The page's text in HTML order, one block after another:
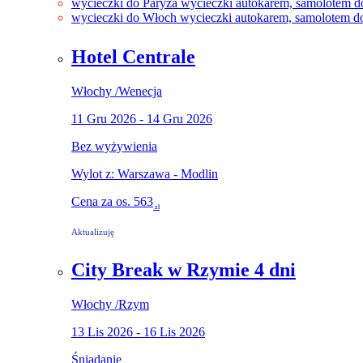
wycieczki do Włoch wycieczki autokarem, samolotem
Hotel Centrale
Włochy /Wenecja
11 Gru 2026 - 14 Gru 2026
Bez wyżywienia
Wylot z: Warszawa - Modlin
Cena za os. 563 zł
Aktualizuję
City Break w Rzymie 4 dni
Włochy /Rzym
13 Lis 2026 - 16 Lis 2026
Śniadanie